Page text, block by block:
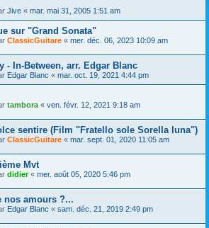
Jive « mar. mai 31, 2005 1:51 am
sur "Grand Sonata"
ClassicGuitare « mer. déc. 06, 2023 10:09 am
- In-Between, arr. Edgar Blanc
Edgar Blanc « mar. oct. 19, 2021 4:44 pm
tambora « ven. févr. 12, 2021 9:18 am
sentire (Film "Fratello sole Sorella luna")
ClassicGuitare « mar. sept. 01, 2020 11:05 am
Mvt
didier« mer. août 05, 2020 5:46 pm
nos amours ?...
Edgar Blanc « sam. déc. 21, 2019 2:49 pm